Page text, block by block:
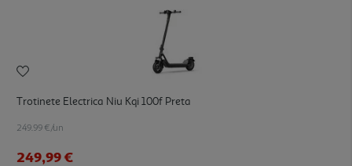
Trotinete Electrica Niu Kqi 100f Preta
249.99 €/un
249,99 €